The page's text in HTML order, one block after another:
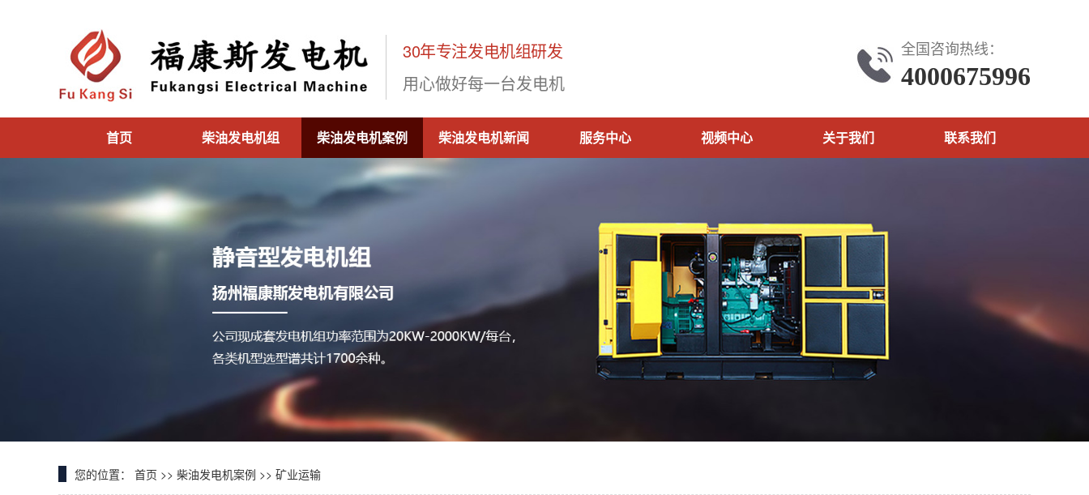
30年专注发电机组研发
用心做好每一台发电机
全国咨询热线：
4000675996
首页 柴油发电机组 柴油发电机案例 柴油发电机新闻 服务中心 视频中心 关于我们 联系我们
您的位置： 首页 >> 柴油发电机案例 >> 矿业运输